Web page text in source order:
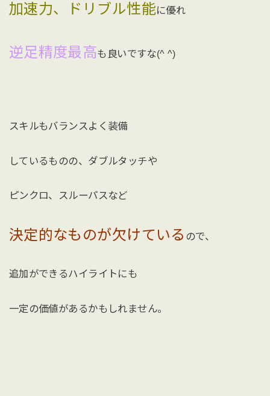
加速力、ドリブル性能に優れ
逆足精度最高も良いですな(^ ^)
スキルもバランスよく装備
しているものの、ダブルタッチや
ピンクロ、スルーパスなど
決定的なものが欠けている ので、
追加ができるハイライトにも
一定の価値があるかもしれません。